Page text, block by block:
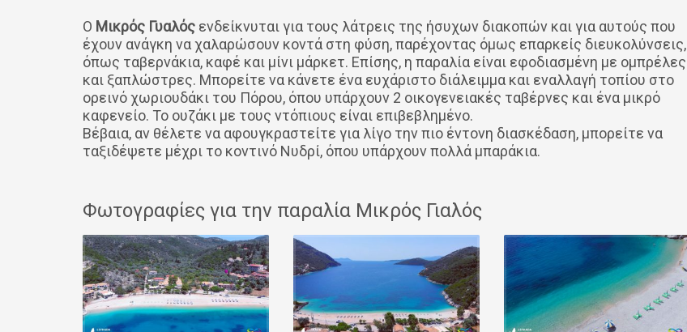
Ο Mικρός Γυαλός ενδείκνυται για τους λάτρεις της ήσυχων διακοπών και για αυτούς που
έχουν ανάγκη να χαλαρώσουν κοντά στη φύση, παρέχοντας όμως επαρκείς διευκολύνσεις,
όπως ταβερνάκια, καφέ και μίνι μάρκετ. Επίσης, η παραλία είναι εφοδιασμένη με ομπρέλες
και ξαπλώστρες. Μπορείτε να κάνετε ένα ευχάριστο διάλειμμα και εναλλαγή τοπίου στο
ορεινό χωριουδάκι του Πόρου, όπου υπάρχουν 2 οικογενειακές ταβέρνες και ένα μικρό
καφενείο. Το ουζάκι με τους ντόπιους είναι επιβεβλημένο.
Βέβαια, αν θέλετε να αφουγκραστείτε για λίγο την πιο έντονη διασκέδαση, μπορείτε να
ταξιδέψετε μέχρι το κοντινό Νυδρί, όπου υπάρχουν πολλά μπαράκια.
Φωτογραφίες για την παραλία Μικρός Γιαλός